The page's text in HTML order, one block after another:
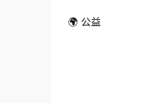
🌍 公益